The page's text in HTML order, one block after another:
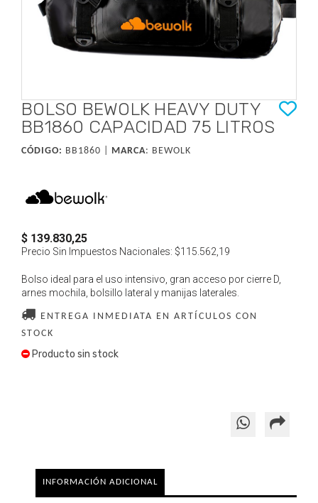
BOLSO BEWOLK HEAVY DUTY
BB1860 CAPACIDAD 75 LITROS
CÓDIGO: BB1860 | MARCA: BEWOLK
$ 139.830,25
Precio Sin Impuestos Nacionales: $115.562,19
Bolso ideal para el uso intensivo, gran acceso por cierre D,
arnes mochila, bolsillo lateral y manijas laterales.
ENTREGA INMEDIATA EN ARTÍCULOS CON
STOCK
Producto sin stock
INFORMACIÓN ADICIONAL